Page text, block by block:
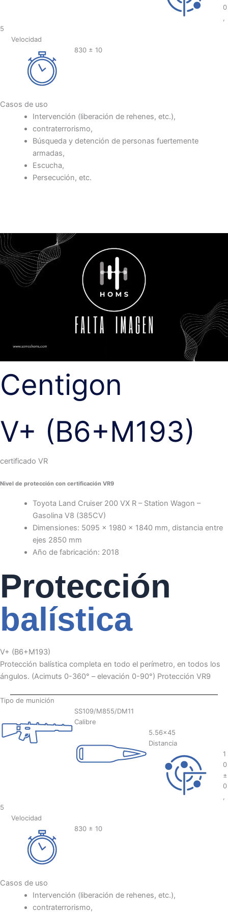
0
5
Velocidad
830 ± 10
Casos de uso
Intervención (liberación de rehenes, etc.),
contraterrorismo,
Búsqueda y detención de personas fuertemente
armadas,
Escucha,
Persecución, etc.
Centigon
V+ (B6+M193)
certificado VR
Nivel de protección con certificación VR9
Toyota Land Cruiser 200 VX R – Station Wagon –
Gasolina V8 (385CV)
Dimensiones: 5095 x 1980 x 1840 mm, distancia entre
ejes 2850 mm
Año de fabricación: 2018
Protección
balística
V+ (B6+M193)
Protección balística completa en todo el perímetro, en todos los
ángulos. (Acimuts 0-360° – elevación 0-90°) Protección VR9
Tipo de munición
SS109/M855/DM11
Calibre
5.56×45
Distancia
1
0
±
0
5
Velocidad
830 ± 10
Casos de uso
Intervención (liberación de rehenes, etc.),
contraterrorismo,